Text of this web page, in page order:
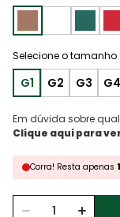
G1 G2 G3 G4
Em dúvida sobre
Corra! Resta apenas 1